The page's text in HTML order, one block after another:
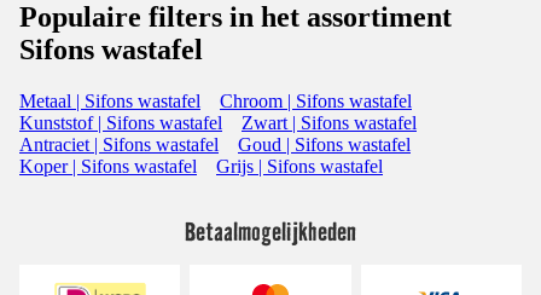
Populaire filters in het assortiment
Sifons wastafel
Metaal | Sifons wastafel
Chroom | Sifons wastafel
Kunststof | Sifons wastafel
Zwart | Sifons wastafel
Antraciet | Sifons wastafel
Goud | Sifons wastafel
Koper | Sifons wastafel
Grijs | Sifons wastafel
Betaalmogelijkheden